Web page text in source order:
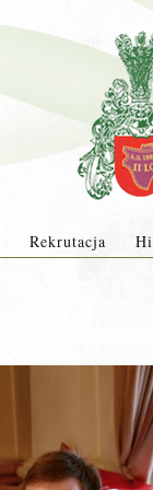
Rekrutacja